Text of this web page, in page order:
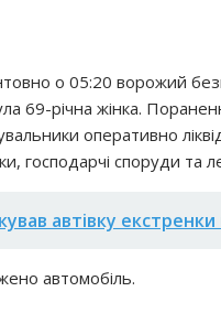
о 05:20 ворожий
69-річна жінка.
оперативно
споруди та
автівку екстренки
автомобіль.